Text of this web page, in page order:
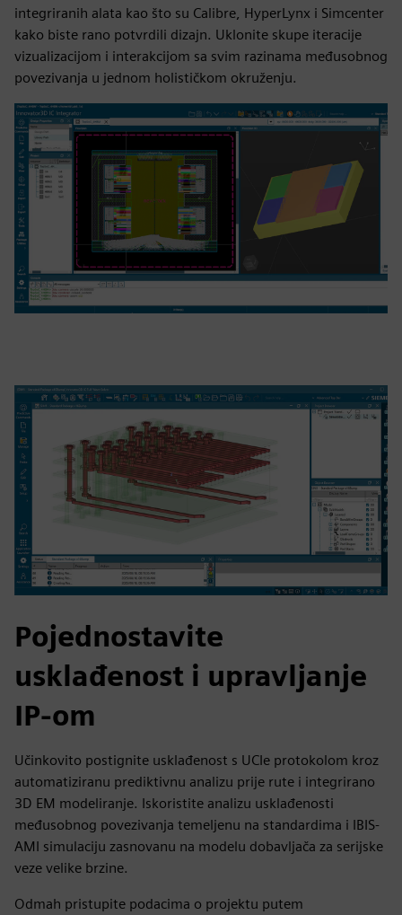
integriranih alata kao što su Calibre, HyperLynx i Simcenter
kako biste rano potvrdili dizajn. Uklonite skupe iteracije
vizualizacijom i interakcijom sa svim razinama međusobnog
povezivanja u jednom holističkom okruženju.
Pojednostavite
usklađenost i upravljanje
IP-om
Učinkovito postignite usklađenost s UCIe protokolom kroz
automatiziranu prediktivnu analizu prije rute i integrirano
3D EM modeliranje. Iskoristite analizu usklađenosti
međusobnog povezivanja temeljenu na standardima i IBIS-
AMI simulaciju zasnovanu na modelu dobavljača za serijske
veze velike brzine.
Odmah pristupite podacima o projektu putem